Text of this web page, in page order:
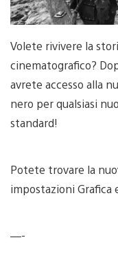
Volete rivivere la
cinematografico?
avrete accesso alla
nero per qualsiasi
standard!
Potete trovare la
impostazioni Grafica
—-